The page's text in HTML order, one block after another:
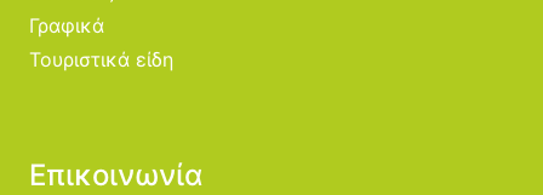
Γραφικά
Τουριστικά είδη
Επικοινωνία